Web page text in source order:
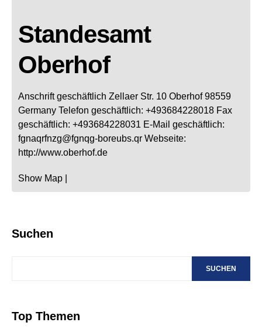
Standesamt
Oberhof
Anschrift geschäftlich Zellaer Str. 10 Oberhof 98559
Germany Telefon geschäftlich: +493684228018 Fax
geschäftlich: +493684228031 E-Mail geschäftlich:
fgnaqrfnzg@fgnqg-boreubs.qr Webseite:
http://www.oberhof.de
Show Map
Suchen
SUCHEN
Top Themen